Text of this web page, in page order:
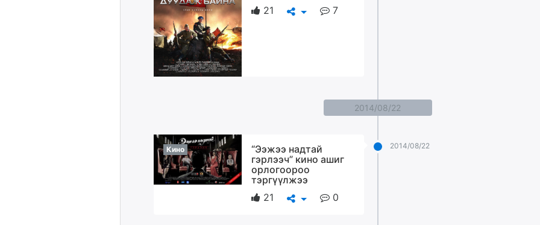
21
7
2014/08/22
2014/08/22
Кино
“Ээжээ надтай
гэрлээч” кино ашиг
орлогоороо
тэргүүлжээ
21
0